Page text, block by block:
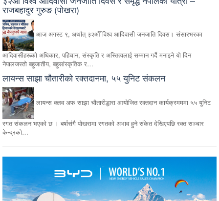
राजबहादुर गुरुङ (पोखरा)
आज अगस्ट ९, अर्थात् ३२औँ विश्व आदिवासी जनजाति दिवस। संसारभरका
आदिवासीहरूको अधिकार, पहिचान, संस्कृति र अस्तित्वलाई सम्मान गर्दै मनाइने यो दिन
नेपालजस्तो बहुजातीय, बहुसांस्कृतिक र…
लायन्स साझा चौतारीको रक्तदानमा, ५५ युनिट संकलन
लायन्स क्लव अफ साझा चौतारीद्धारा आयोजित रक्तदान कार्यक्रमममा ५५ युनिट
रगत संकलन भएको छ । बर्षासंगै पोखरामा रगतको अभाव हुने संकेत देखिएपछि रक्त सञ्चार
केन्द्रको…